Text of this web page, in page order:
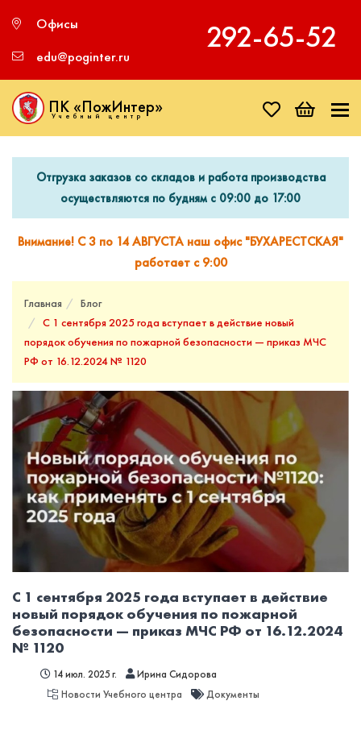
Офисы
edu@poginter.ru
292‑65‑52
ПК «ПожИнтер»
Учебный центр
Отгрузка заказов со складов и работа производства
осуществляются по будням с 09:00 до 17:00
Внимание! С 3 по 14 АВГУСТА наш офис "БУХАРЕСТСКАЯ"
работает с 9:00
Главная
Блог
С 1 сентября 2025 года вступает в действие новый
порядок обучения по пожарной безопасности — приказ МЧС
РФ от 16.12.2024 № 1120
С 1 сентября 2025 года вступает в действие
новый порядок обучения по пожарной
безопасности — приказ МЧС РФ от 16.12.2024
№ 1120
14 июл. 2025 г.
Ирина Сидорова
Новости Учебного центра
Документы